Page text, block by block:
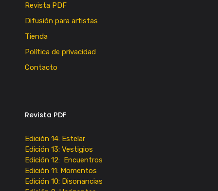
Revista PDF
Difusión para artistas
Tienda
Política de privacidad
Contacto
Revista PDF
Edición 14: Estelar
Edición 13: Vestigios
Edición 12: Encuentros
Edición 11: Momentos
Edición 10: Disonancias